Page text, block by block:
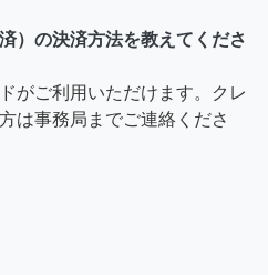
）の決済方法を教えてくださ
がご利用いただけます。クレ
は事務局までご連絡くださ